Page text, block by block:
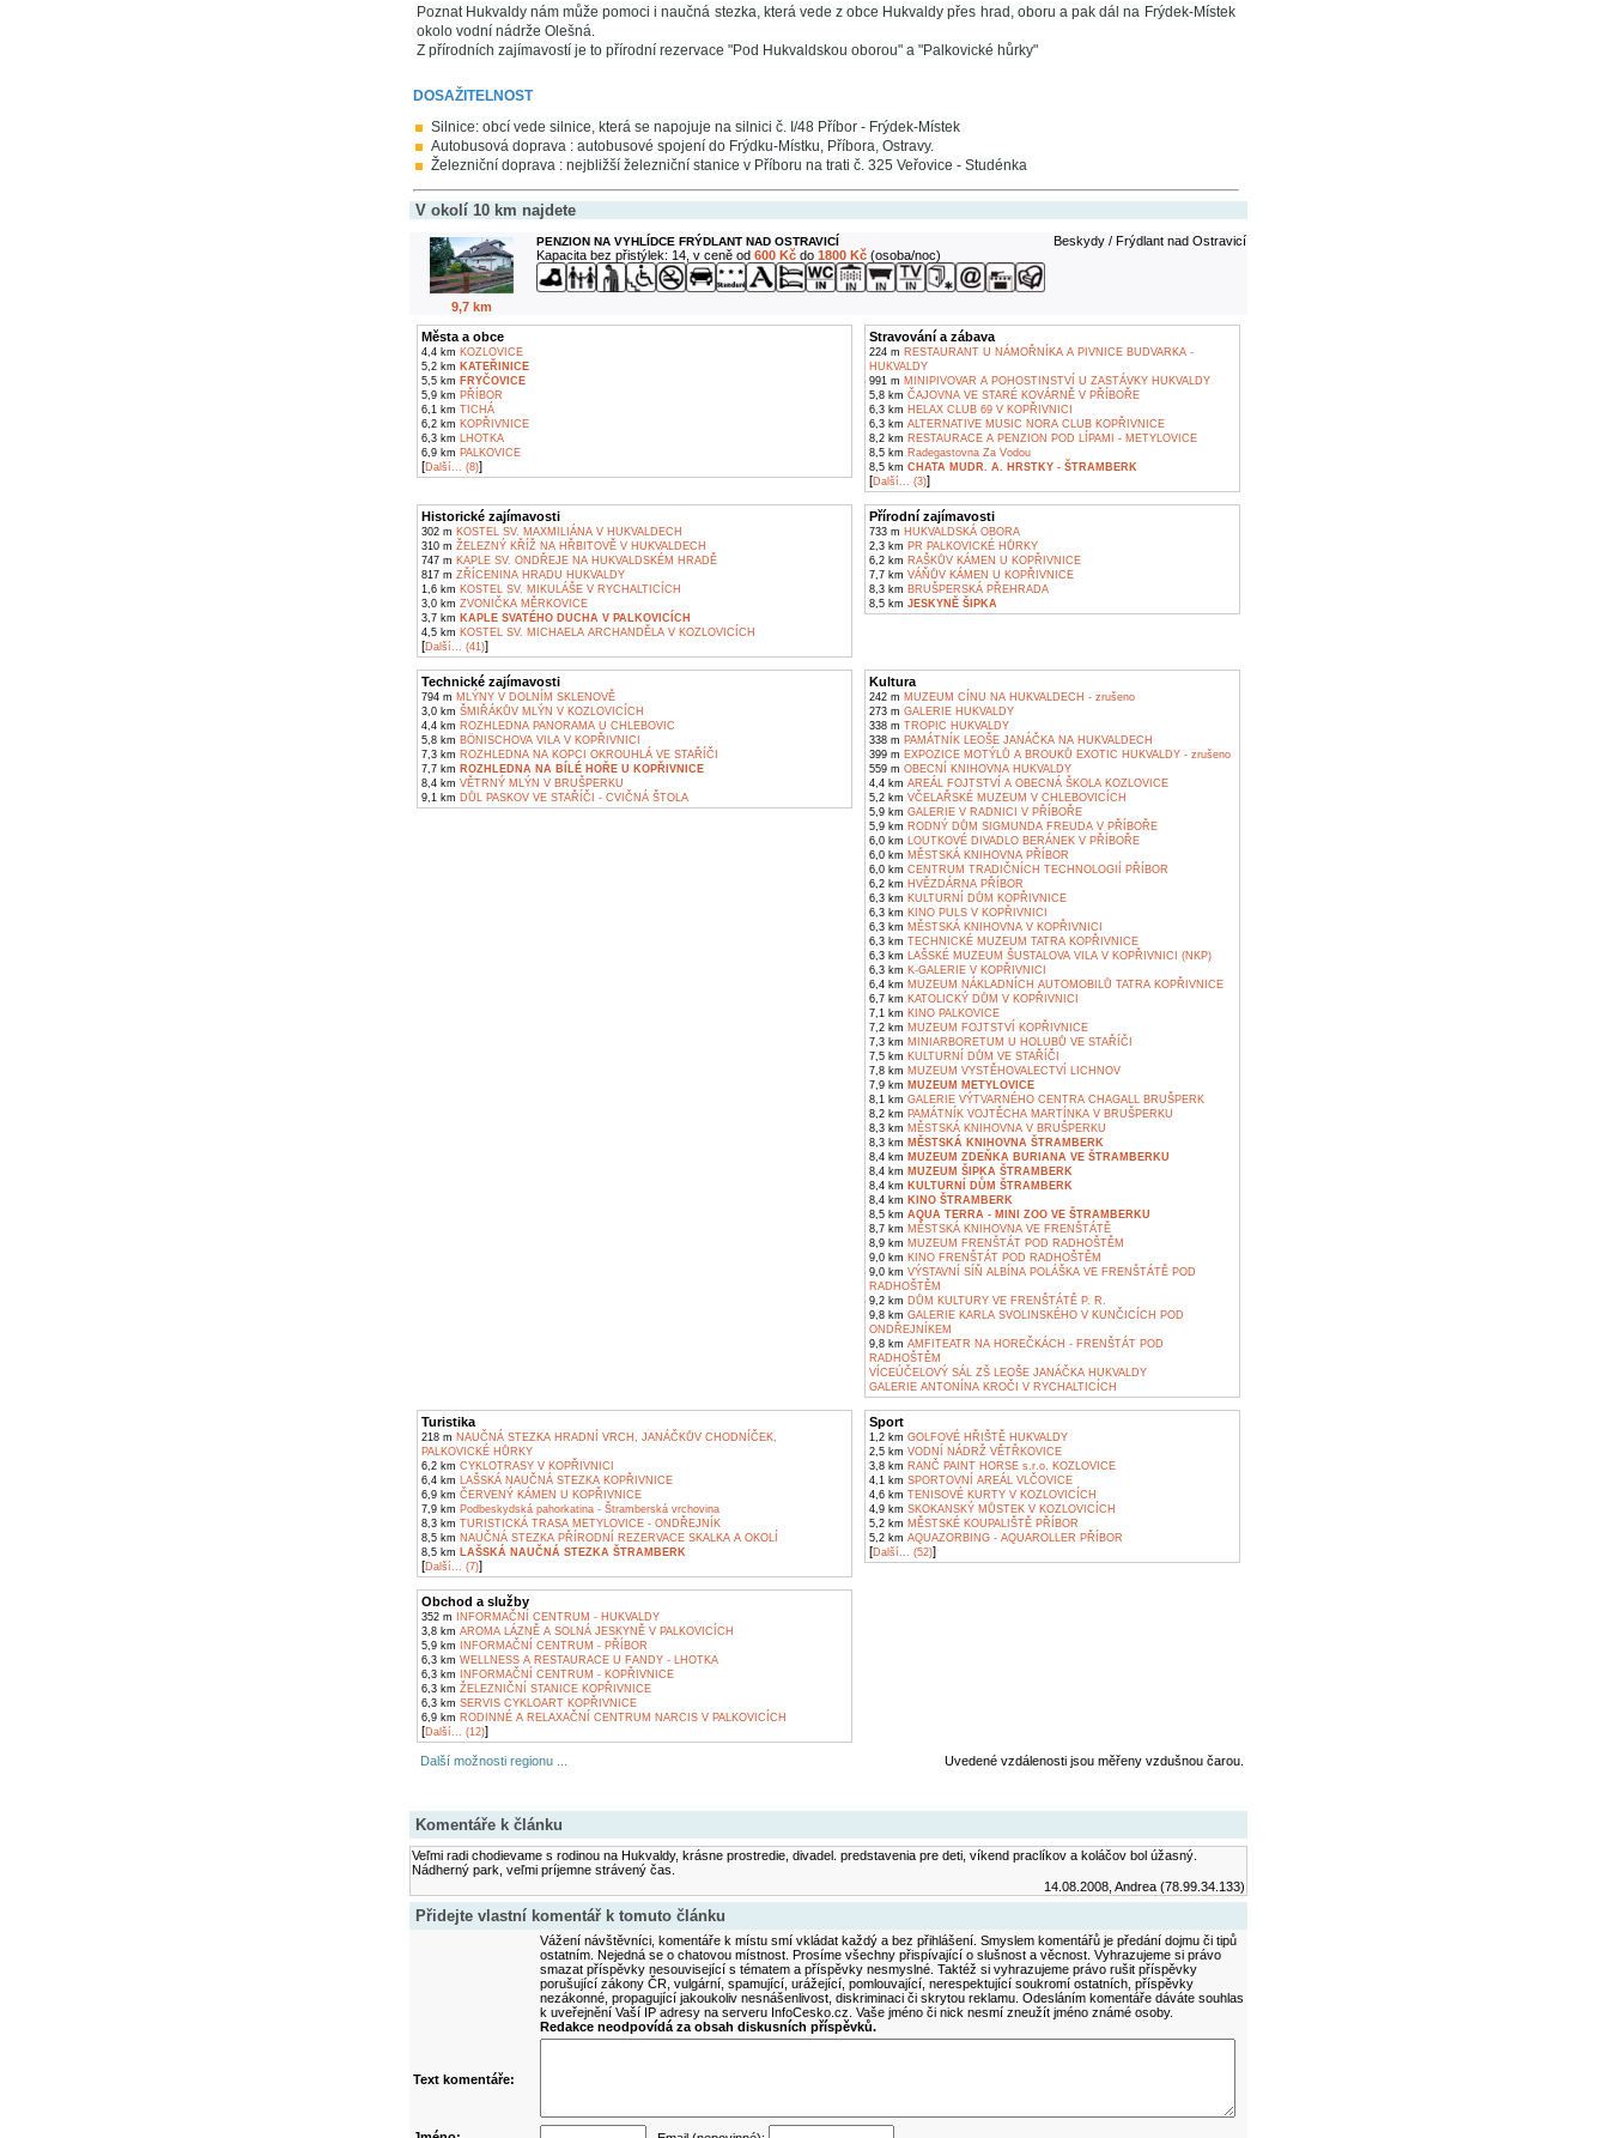
Poznat Hukvaldy nám může pomoci i naučná stezka, která vede z obce Hukvaldy přes hrad, oboru a pak dál na Frýdek-Místek
okolo vodní nádrže Olešná.
Z přírodních zajímavostí je to přírodní rezervace "Pod Hukvaldskou oborou" a "Palkovické hůrky"
DOSAŽITELNOST
Silnice: obcí vede silnice, která se napojuje na silnici č. I/48 Příbor - Frýdek-Místek
Autobusová doprava : autobusové spojení do Frýdku-Místku, Příbora, Ostravy.
Železniční doprava : nejbližší železniční stanice v Příboru na trati č. 325 Veřovice - Studénka
V okolí 10 km najdete
9,7 km
PENZION NA VYHLÍDCE FRÝDLANT NAD OSTRAVICÍ
Beskydy / Frýdlant nad Ostravicí
Kapacita bez přistýlek: 14, v ceně od 600 Kčdo 1800 Kč(osoba/noc)
Města a obce
4,4 km KOZLOVICE
5,2 km KATEŘINICE
5,5 km FRYČOVICE
5,9 km PŘÍBOR
6,1 km TICHÁ
6,2 km KOPŘIVNICE
6,3 km LHOTKA
6,9 km PALKOVICE
[Další... (8)]
Stravování a zábava
224 m RESTAURANT U NÁMOŘNÍKA A PIVNICE BUDVARKA -
HUKVALDY
991 m MINIPIVOVAR A POHOSTINSTVÍ U ZASTÁVKY HUKVALDY
5,8 km ČAJOVNA VE STARÉ KOVÁRNĚ V PŘÍBOŘE
6,3 km HELAX CLUB 69 V KOPŘIVNICI
6,3 km ALTERNATIVE MUSIC NORA CLUB KOPŘIVNICE
8,2 km RESTAURACE A PENZION POD LÍPAMI - METYLOVICE
8,5 km Radegastovna Za Vodou
8,5 km CHATA MUDR. A. HRSTKY - ŠTRAMBERK
[Další... (3)]
Historické zajímavosti
302 m KOSTEL SV. MAXMILIÁNA V HUKVALDECH
310 m ŽELEZNÝ KŘÍŽ NA HŘBITOVĚ V HUKVALDECH
747 m KAPLE SV. ONDŘEJE NA HUKVALDSKÉM HRADĚ
817 m ZŘÍCENINA HRADU HUKVALDY
1,6 km KOSTEL SV. MIKULÁŠE V RYCHALTICÍCH
3,0 km ZVONIČKA MĚRKOVICE
3,7 km KAPLE SVATÉHO DUCHA V PALKOVICÍCH
4,5 km KOSTEL SV. MICHAELA ARCHANDĚLA V KOZLOVICÍCH
[Další... (41)]
Přírodní zajímavosti
733 m HUKVALDSKÁ OBORA
2,3 km PR PALKOVICKÉ HŮRKY
6,2 km RAŠKŮV KÁMEN U KOPŘIVNICE
7,7 km VÁŇŮV KÁMEN U KOPŘIVNICE
8,3 km BRUŠPERSKÁ PŘEHRADA
8,5 km JESKYNĚ ŠIPKA
Technické zajímavosti
794 m MLÝNY V DOLNÍM SKLENOVĚ
3,0 km ŠMIŘÁKŮV MLÝN V KOZLOVICÍCH
4,4 km ROZHLEDNA PANORAMA U CHLEBOVIC
5,8 km BÖNISCHOVA VILA V KOPŘIVNICI
7,3 km ROZHLEDNA NA KOPCI OKROUHLÁ VE STAŘÍČI
7,7 km ROZHLEDNA NA BÍLÉ HOŘE U KOPŘIVNICE
8,4 km VĚTRNÝ MLÝN V BRUŠPERKU
9,1 km DŮL PASKOV VE STAŘÍČI - CVIČNÁ ŠTOLA
Kultura
242 m MUZEUM CÍNU NA HUKVALDECH - zrušeno
273 m GALERIE HUKVALDY
338 m TROPIC HUKVALDY
338 m PAMÁTNÍK LEOŠE JANÁČKA NA HUKVALDECH
399 m EXPOZICE MOTÝLŮ A BROUKŮ EXOTIC HUKVALDY - zrušeno
559 m OBECNÍ KNIHOVNA HUKVALDY
4,4 km AREÁL FOJTSTVÍ A OBECNÁ ŠKOLA KOZLOVICE
5,2 km VČELAŘSKÉ MUZEUM V CHLEBOVICÍCH
5,9 km GALERIE V RADNICI V PŘÍBOŘE
5,9 km RODNÝ DŮM SIGMUNDA FREUDA V PŘÍBOŘE
6,0 km LOUTKOVÉ DIVADLO BERÁNEK V PŘÍBOŘE
6,0 km MĚSTSKÁ KNIHOVNA PŘÍBOR
6,0 km CENTRUM TRADIČNÍCH TECHNOLOGIÍ PŘÍBOR
6,2 km HVĚZDÁRNA PŘÍBOR
6,3 km KULTURNÍ DŮM KOPŘIVNICE
6,3 km KINO PULS V KOPŘIVNICI
6,3 km MĚSTSKÁ KNIHOVNA V KOPŘIVNICI
6,3 km TECHNICKÉ MUZEUM TATRA KOPŘIVNICE
6,3 km LAŠSKÉ MUZEUM ŠUSTALOVA VILA V KOPŘIVNICI (NKP)
6,3 km K-GALERIE V KOPŘIVNICI
6,4 km MUZEUM NÁKLADNÍCH AUTOMOBILŮ TATRA KOPŘIVNICE
6,7 km KATOLICKÝ DŮM V KOPŘIVNICI
7,1 km KINO PALKOVICE
7,2 km MUZEUM FOJTSTVÍ KOPŘIVNICE
7,3 km MINIARBORETUM U HOLUBŮ VE STAŘÍČI
7,5 km KULTURNÍ DŮM VE STAŘÍČI
7,8 km MUZEUM VYSTĚHOVALECTVÍ LICHNOV
7,9 km MUZEUM METYLOVICE
8,1 km GALERIE VÝTVARNÉHO CENTRA CHAGALL BRUŠPERK
8,2 km PAMÁTNÍK VOJTĚCHA MARTÍNKA V BRUŠPERKU
8,3 km MĚSTSKÁ KNIHOVNA V BRUŠPERKU
8,3 km MĚSTSKÁ KNIHOVNA ŠTRAMBERK
8,4 km MUZEUM ZDEŇKA BURIANA VE ŠTRAMBERKU
8,4 km MUZEUM ŠIPKA ŠTRAMBERK
8,4 km KULTURNÍ DŮM ŠTRAMBERK
8,4 km KINO ŠTRAMBERK
8,5 km AQUA TERRA - MINI ZOO VE ŠTRAMBERKU
8,7 km MĚSTSKÁ KNIHOVNA VE FRENŠTÁTĚ
8,9 km MUZEUM FRENŠTÁT POD RADHOŠTĚM
9,0 km KINO FRENŠTÁT POD RADHOŠTĚM
9,0 km VÝSTAVNÍ SÍŇ ALBÍNA POLÁŠKA VE FRENŠTÁTĚ POD
RADHOŠTĚM
9,2 km DŮM KULTURY VE FRENŠTÁTĚ P. R.
9,8 km GALERIE KARLA SVOLINSKÉHO V KUNČICÍCH POD
ONDŘEJNÍKEM
9,8 km AMFITEATR NA HOREČKÁCH - FRENŠTÁT POD
RADHOŠTĚM
VÍCEÚČELOVÝ SÁL ZŠ LEOŠE JANÁČKA HUKVALDY
GALERIE ANTONÍNA KROČI V RYCHALTICÍCH
Turistika
218 m NAUČNÁ STEZKA HRADNÍ VRCH, JANÁČKŮV CHODNÍČEK,
PALKOVICKÉ HŮRKY
6,2 km CYKLOTRASY V KOPŘIVNICI
6,4 km LAŠSKÁ NAUČNÁ STEZKA KOPŘIVNICE
6,9 km ČERVENÝ KÁMEN U KOPŘIVNICE
7,9 km Podbeskydská pahorkatina - Štramberská vrchovina
8,3 km TURISTICKÁ TRASA METYLOVICE - ONDŘEJNÍK
8,5 km NAUČNÁ STEZKA PŘÍRODNÍ REZERVACE SKALKA A OKOLÍ
8,5 km LAŠSKÁ NAUČNÁ STEZKA ŠTRAMBERK
[Další... (7)]
Sport
1,2 km GOLFOVÉ HŘIŠTĚ HUKVALDY
2,5 km VODNÍ NÁDRŽ VĚTŘKOVICE
3,8 km RANČ PAINT HORSE s.r.o. KOZLOVICE
4,1 km SPORTOVNÍ AREÁL VLČOVICE
4,6 km TENISOVÉ KURTY V KOZLOVICÍCH
4,9 km SKOKANSKÝ MŮSTEK V KOZLOVICÍCH
5,2 km MĚSTSKÉ KOUPALIŠTĚ PŘÍBOR
5,2 km AQUAZORBING - AQUAROLLER PŘÍBOR
[Další... (52)]
Obchod a služby
352 m INFORMAČNÍ CENTRUM - HUKVALDY
3,8 km AROMA LÁZNĚ A SOLNÁ JESKYNĚ V PALKOVICÍCH
5,9 km INFORMAČNÍ CENTRUM - PŘÍBOR
6,3 km WELLNESS A RESTAURACE U FANDY - LHOTKA
6,3 km INFORMAČNÍ CENTRUM - KOPŘIVNICE
6,3 km ŽELEZNIČNÍ STANICE KOPŘIVNICE
6,3 km SERVIS CYKLOART KOPŘIVNICE
6,9 km RODINNÉ A RELAXAČNÍ CENTRUM NARCIS V PALKOVICÍCH
[Další... (12)]
Další možnosti regionu ... Uvedené vzdálenosti jsou měřeny vzdušnou čarou.
Komentáře k článku
Veľmi radi chodievame s rodinou na Hukvaldy, krásne prostredie, divadel. predstavenia pre deti, víkend praclíkov a koláčov bol úžasný.
Nádherný park, veľmi príjemne strávený čas.
14.08.2008, Andrea (78.99.34.133)
Přidejte vlastní komentář k tomuto článku
Vážení návštěvníci, komentáře k místu smí vkládat každý a bez přihlášení. Smyslem komentářů je předání dojmu či tipů
ostatním. Nejedná se o chatovou místnost. Prosíme všechny přispívající o slušnost a věcnost. Vyhrazujeme si právo
smazat příspěvky nesouvisející s tématem a příspěvky nesmyslné. Taktéž si vyhrazujeme právo rušit příspěvky
porušující zákony ČR, vulgární, spamující, urážející, pomlouvající, nerespektující soukromí ostatních, příspěvky
nezákonné, propagující jakoukoliv nesnášenlivost, diskriminaci či skrytou reklamu. Odesláním komentáře dáváte souhlas
k uveřejnění Vaší IP adresy na serveru InfoCesko.cz. Vaše jméno či nick nesmí zneužít jméno známé osoby.
Redakce neodpovídá za obsah diskusních příspěvků.
Text komentáře: